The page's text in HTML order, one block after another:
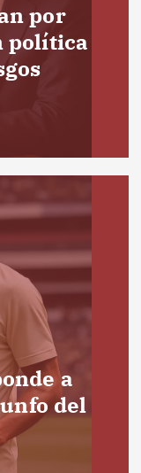
por
política
a
del